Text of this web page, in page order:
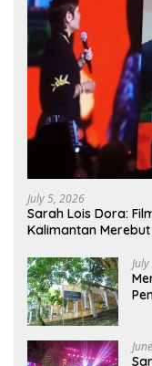
July 5, 2026
Sarah Lois Dora:
Kalimantan